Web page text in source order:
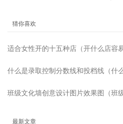
猜你喜欢
适合女性开的十五种店（开什么店容
什么是录取控制分数线和投档线（什
班级文化墙创意设计图片效果图（班
最新文章